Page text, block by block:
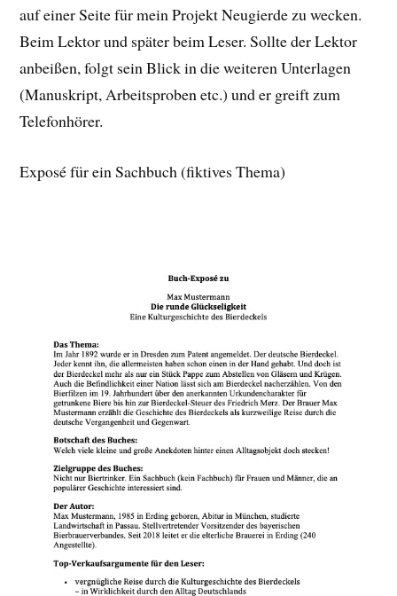
auf einer Seite für mein Projekt Neugierde zu wecken.
Beim Lektor und später beim Leser. Sollte der Lektor
anbeißen, folgt sein Blick in die weiteren Unterlagen
(Manuskript, Arbeitsproben etc.) und er greift zum
Telefonhörer.
Exposé für ein Sachbuch (fiktives Thema)